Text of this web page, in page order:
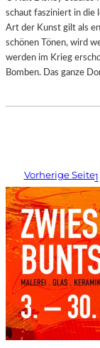
schaut fasziniert in die
Art der Kunst gilt als
schönen Tönen, wird
werden im Krieg
Bomben. Das ganze
Vorherige Seite1